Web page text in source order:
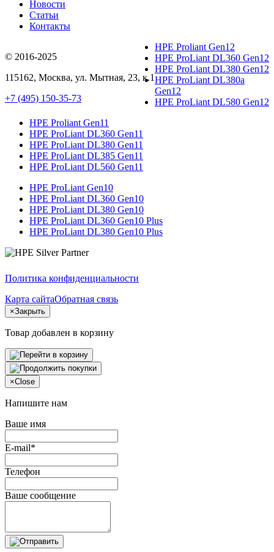
Новости
Статьи
Контакты
© 2016-2025
115162, Москва, ул. Мытная, 23, к.1
+7 (495) 150-35-73
HPE Proliant Gen12
HPE ProLiant DL360 Gen12
HPE ProLiant DL380 Gen12
HPE ProLiant DL380a
Gen12
HPE ProLiant DL580 Gen12
HPE Proliant Gen11
HPE ProLiant DL360 Gen11
HPE ProLiant DL380 Gen11
HPE ProLiant DL385 Gen11
HPE ProLiant DL560 Gen11
HPE ProLiant Gen10
HPE ProLiant DL360 Gen10
HPE ProLiant DL380 Gen10
HPE ProLiant DL360 Gen10 Plus
HPE ProLiant DL380 Gen10 Plus
Политика конфиденциальности
Карта сайтаОбратная связь
×Закрыть
Товар добавлен в корзину
×Close
Напишите нам
Ваше имя
E-mail*
Телефон
Ваше сообщение